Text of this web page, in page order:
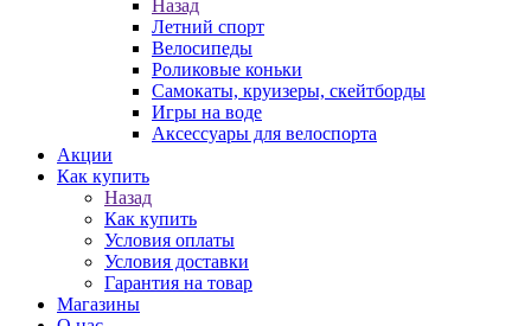
Назад
Летний спорт
Велосипеды
Роликовые коньки
Самокаты, круизеры, скейтборды
Игры на воде
Аксессуары для велоспорта
Акции
Как купить
Назад
Как купить
Условия оплаты
Условия доставки
Гарантия на товар
Магазины